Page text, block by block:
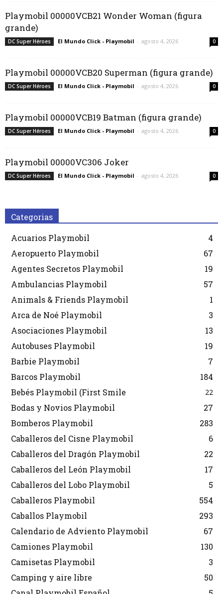
Playmobil 00000VCB21 Wonder Woman (figura
grande)
DC Super Héroes El Mundo Click - Playmobil - agosto 4, 2026 0
Playmobil 00000VCB20 Superman (figura grande)
DC Super Héroes El Mundo Click - Playmobil - agosto 4, 2026 0
Playmobil 00000VCB19 Batman (figura grande)
DC Super Héroes El Mundo Click - Playmobil - agosto 4, 2026 0
Playmobil 00000VC306 Joker
DC Super Héroes El Mundo Click - Playmobil - agosto 4, 2026 0
Categorias
Acuarios Playmobil
4
Aeropuerto Playmobil
67
Agentes Secretos Playmobil
19
Ambulancias Playmobil
57
Animals & Friends Playmobil
1
Arca de Noé Playmobil
3
Asociaciones Playmobil
13
Autobuses Playmobil
19
Barbie Playmobil
7
Barcos Playmobil
184
Bebés Playmobil (First Smile
22
Bodas y Novios Playmobil
27
Bomberos Playmobil
283
Caballeros del Cisne Playmobil
6
Caballeros del Dragón Playmobil
22
Caballeros del León Playmobil
17
Caballeros del Lobo Playmobil
5
Caballeros Playmobil
554
Caballos Playmobil
293
Calendario de Adviento Playmobil
67
Camiones Playmobil
130
Camisetas Playmobil
3
Camping y aire libre
50